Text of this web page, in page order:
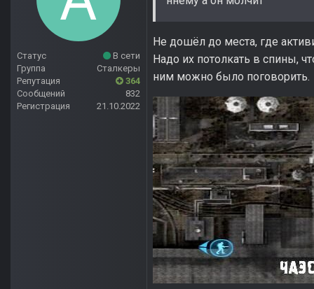
Статус
В сети
Группа
Сталкеры
Репутация
364
Сообщений
832
Регистрация
21.10.2022
Не дошёл до места, где
Надо их потолкать в спины,
ним можно было поговорить.